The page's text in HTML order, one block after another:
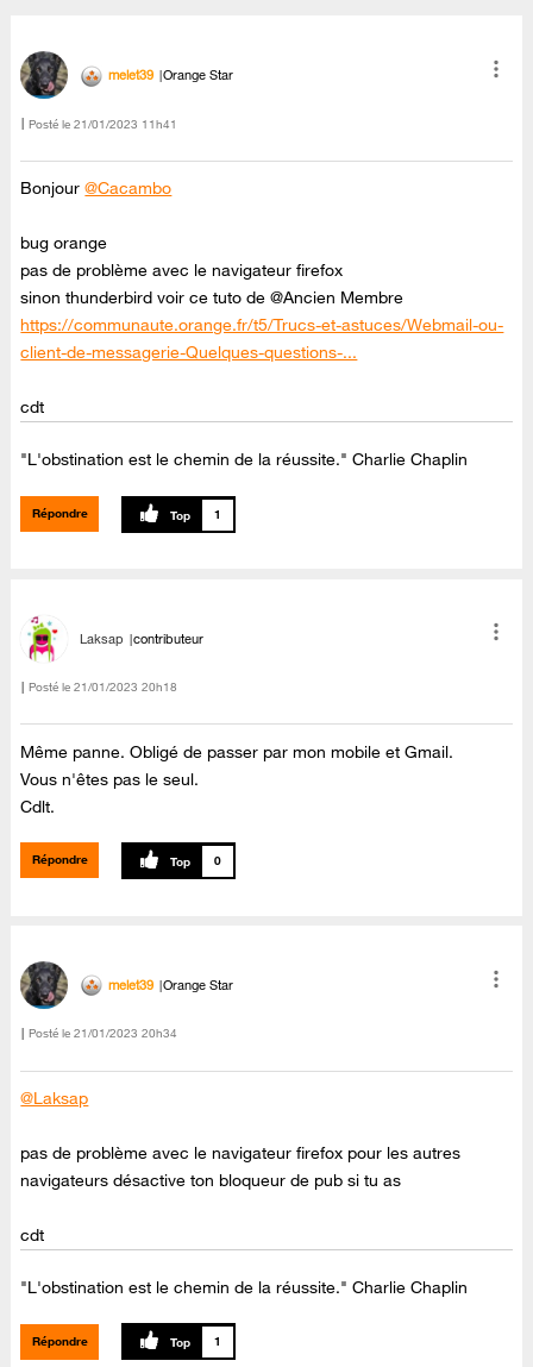
melet39 Orange Star
Posté le ‎21/01/2023 11h41
Bonjour@Cacambo
bug orange
pas de problème avec le navigateur firefox
sinon thunderbird voir ce tuto de @Ancien Membre
https://communaute.orange.fr/t5/Trucs-et-astuces/Webmail-ou-
client-de-messagerie-Quelques-questions-...
cdt
"L'obstination est le chemin de la réussite." Charlie Chaplin
Répondre 1
Laksap contributeur
Posté le ‎21/01/2023 20h18
Même panne. Obligé de passer par mon mobile et Gmail.
Vous n'êtes pas le seul.
Cdlt.
Répondre 0
melet39 Orange Star
Posté le ‎21/01/2023 20h34
@Laksap
pas de problème avec le navigateur firefox pour les autres
navigateurs désactive ton bloqueur de pub si tu as
cdt
"L'obstination est le chemin de la réussite." Charlie Chaplin
Répondre 1